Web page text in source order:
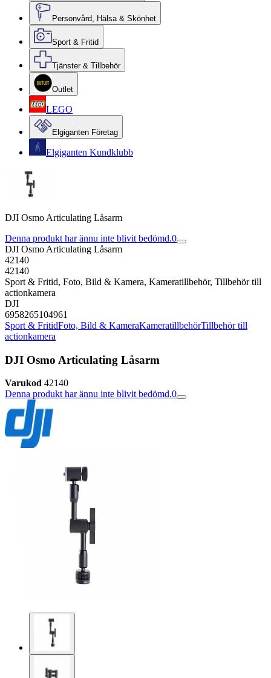
Personvård, Hälsa & Skönhet
Sport & Fritid
Tjänster & Tillbehör
Outlet
LEGO
Elgiganten Företag
Elgiganten Kundklubb
DJI Osmo Articulating Låsarm
Denna produkt har ännu inte blivit bedömd.0
DJI Osmo Articulating Låsarm
42140
42140
Sport & Fritid, Foto, Bild & Kamera, Kameratillbehör, Tillbehör till
actionkamera
DJI
6958265104961
Sport & FritidFoto, Bild & KameraKameratillbehörTillbehör till
actionkamera
DJI Osmo Articulating Låsarm
Varukod 42140
Denna produkt har ännu inte blivit bedömd.0